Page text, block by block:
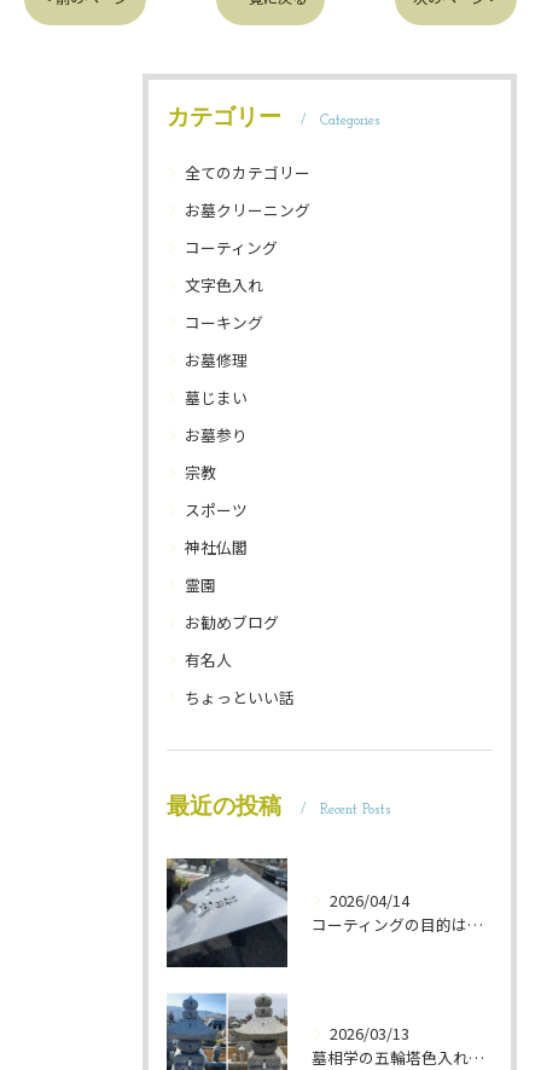
カテゴリー Categories
全てのカテゴリー
お墓クリーニング
コーティング
文字色入れ
コーキング
お墓修理
墓じまい
お墓参り
宗教
スポーツ
神社仏閣
霊園
お勧めブログ
有名人
ちょっといい話
最近の投稿 Recent Posts
2026/04/14
コーティングの目的は 墓石を保護することです 岐阜のお墓掃除屋「磨き専隊」です
2026/03/13
墓相学の五輪塔色入れ 岐阜のお墓掃除屋「磨き専隊」です